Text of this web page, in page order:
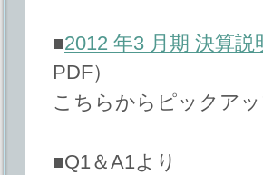
■2012 年3 月期 決算
PDF）
こちらからピックア
■Q1＆A1より